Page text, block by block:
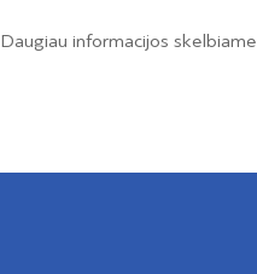
Daugiau informacijos skelbiame